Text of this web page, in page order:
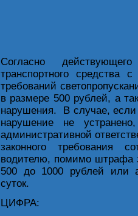
Согласно
транспортного средства
требований
в размере 500 рублей, а
нарушения. В случае, если
нарушение не
административной
законного требования
водителю, помимо штрафа
500 до 1000 рублей или
суток.
ЦИФРА: